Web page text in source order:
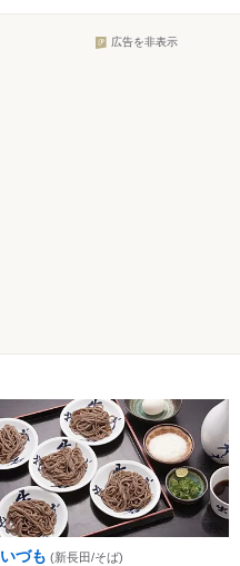
広告を非表示
いづも (新長田/そば)